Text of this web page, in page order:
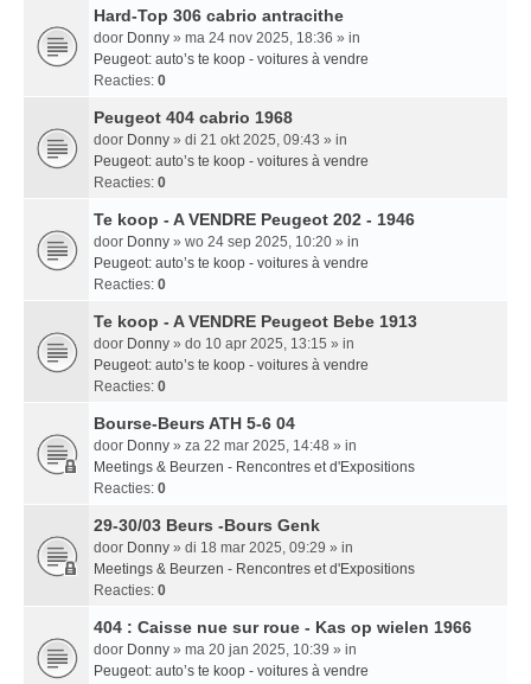
Hard-Top 306 cabrio antracithe
door Donny » ma 24 nov 2025, 18:36 » in
Peugeot: auto’s te koop - voitures à vendre
Reacties: 0
Peugeot 404 cabrio 1968
door Donny » di 21 okt 2025, 09:43 » in
Peugeot: auto’s te koop - voitures à vendre
Reacties: 0
Te koop - A VENDRE Peugeot 202 - 1946
door Donny » wo 24 sep 2025, 10:20 » in
Peugeot: auto’s te koop - voitures à vendre
Reacties: 0
Te koop - A VENDRE Peugeot Bebe 1913
door Donny » do 10 apr 2025, 13:15 » in
Peugeot: auto’s te koop - voitures à vendre
Reacties: 0
Bourse-Beurs ATH 5-6 04
door Donny » za 22 mar 2025, 14:48 » in
Meetings & Beurzen - Rencontres et d'Expositions
Reacties: 0
29-30/03 Beurs -Bours Genk
door Donny » di 18 mar 2025, 09:29 » in
Meetings & Beurzen - Rencontres et d'Expositions
Reacties: 0
404 : Caisse nue sur roue - Kas op wielen 1966
door Donny » ma 20 jan 2025, 10:39 » in
Peugeot: auto’s te koop - voitures à vendre